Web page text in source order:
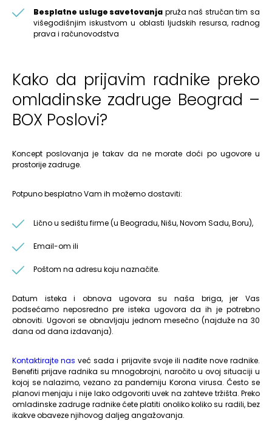
Besplatne usluge savetovanja pruža naš stručan tim sa
višegodišnjim iskustvom u oblasti ljudskih resursa, radnog
prava i računovodstva
Kako da prijavim radnike preko
omladinske zadruge Beograd –
BOX Poslovi?
Koncept poslovanja je takav da ne morate doći po ugovore u
prostorije zadruge.
Potpuno besplatno Vam ih možemo dostaviti:
Lično u sedištu firme (u Beogradu, Nišu, Novom Sadu, Boru),
Email-om ili
Poštom na adresu koju naznačite.
Datum isteka i obnova ugovora su naša briga, jer Vas
podsećamo neposredno pre isteka ugovora da ih je potrebno
obnoviti. Ugovori se obnavljaju jednom mesečno (najduže na 30
dana od dana izdavanja).
Kontaktirajte nas već sada i prijavite svoje ili nađite nove radnike.
Benefiti prijave radnika su mnogobrojni, naročito u ovoj situaciji u
kojoj se nalazimo, vezano za pandemiju Korona virusa. Često se
planovi menjaju i nije lako odgovoriti uvek na zahteve tržišta. Preko
omladinske zadruge radnike ćete platiti onoliko koliko su radili, bez
ikakve obaveze njihovog daljeg angažovanja.